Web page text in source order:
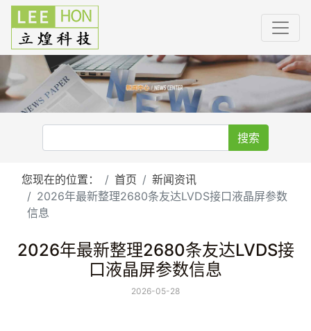
搜索
您现在的位置： 首页
新闻资讯
2026年最新整理2680条友达LVDS接口液晶屏参数
信息
2026年最新整理2680条友达LVDS接
口液晶屏参数信息
2026-05-28